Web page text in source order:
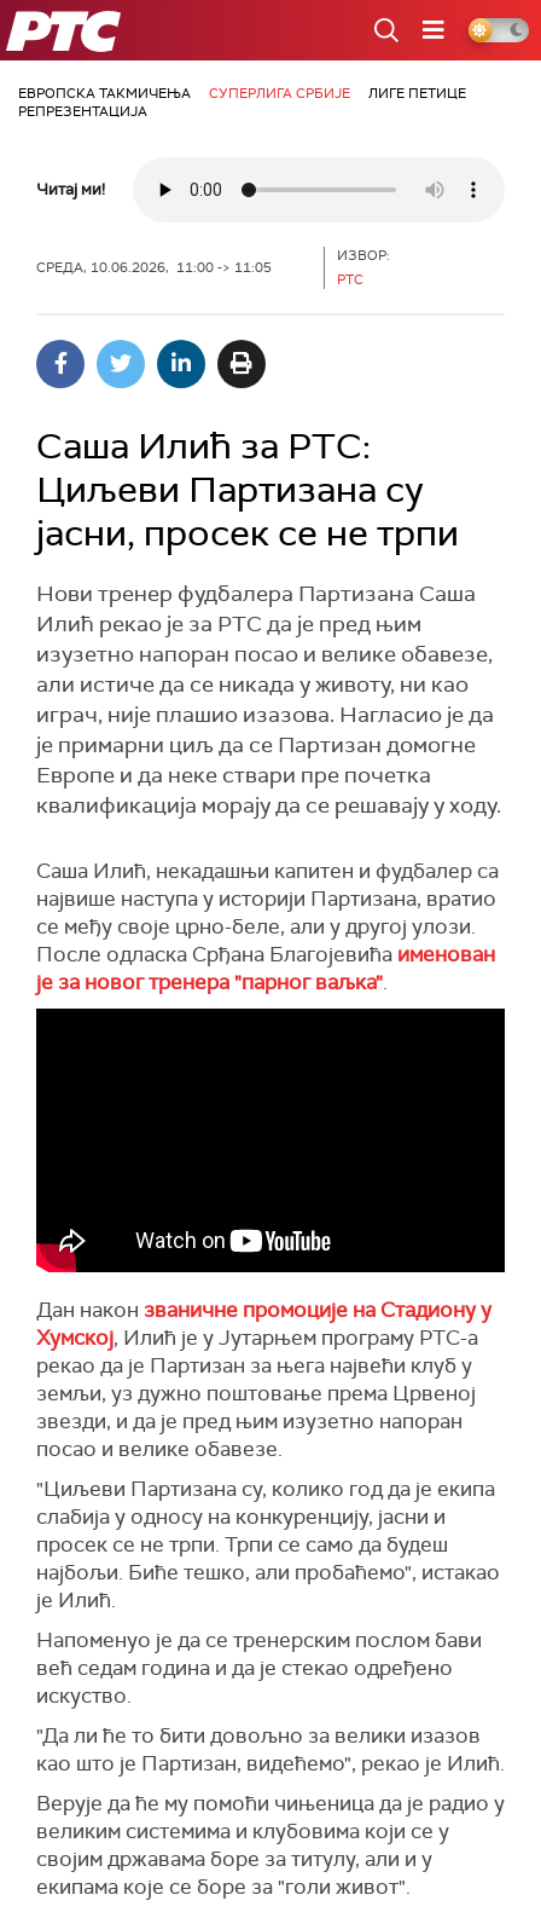
РТС
ЕВРОПСКА ТАКМИЧЕЊА СУПЕРЛИГА СРБИЈЕ
ЛИГЕ ПЕТИЦЕ
РЕПРЕЗЕНТАЦИЈА
Читај ми!
СРЕДА, 10.06.2026, 11:00 -> 11:05
ИЗВОР:
РТС
Саша Илић за РТС:
Циљеви Партизана су
јасни, просек се не трпи
Нови тренер фудбалера Партизана Саша
Илић рекао је за РТС да је пред њим
изузетно напоран посао и велике обавезе,
али истиче да се никада у животу, ни као
играч, није плашио изазова. Нагласио је да
је примарни циљ да се Партизан домогне
Европе и да неке ствари пре почетка
квалификација морају да се решавају у ходу.
Саша Илић, некадашњи капитен и фудбалер са
највише наступа у историји Партизана, вратио
се међу своје црно-беле, али у другој улози.
После одласка Срђана Благојевића именован
је за новог тренера "парног ваљка".
Дан након званичне промоције на Стадиону у
Хумској, Илић је у Јутарњем програму РТС-а
рекао да је Партизан за њега највећи клуб у
земљи, уз дужно поштовање према Црвеној
звезди, и да је пред њим изузетно напоран
посао и велике обавезе.
"Циљеви Партизана су, колико год да је екипа
слабија у односу на конкуренцију, јасни и
просек се не трпи. Трпи се само да будеш
најбољи. Биће тешко, али пробаћемо", истакао
је Илић.
Напоменуо је да се тренерским послом бави
већ седам година и да је стекао одређено
искуство.
"Да ли ће то бити довољно за велики изазов
као што је Партизан, видећемо", рекао је Илић.
Верује да ће му помоћи чињеница да је радио у
великим системима и клубовима који се у
својим државама боре за титулу, али и у
екипама које се боре за "голи живот".